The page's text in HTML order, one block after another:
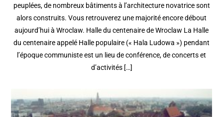
peuplées, de nombreux bâtiments à l’architecture novatrice sont
alors construits. Vous retrouverez une majorité encore débout
aujourd’hui à Wroclaw. Halle du centenaire de Wroclaw La Halle
du centenaire appelé Halle populaire (« Hala Ludowa ») pendant
l’époque communiste est un lieu de conférence, de concerts et
d’activités […]